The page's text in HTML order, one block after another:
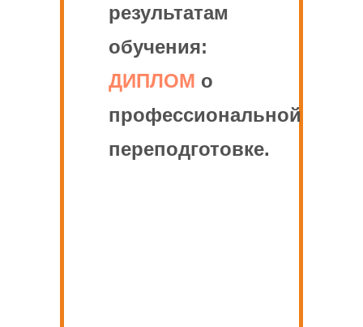
результатам
обучения:
ДИПЛОМ о
профессиональной
переподготовке.